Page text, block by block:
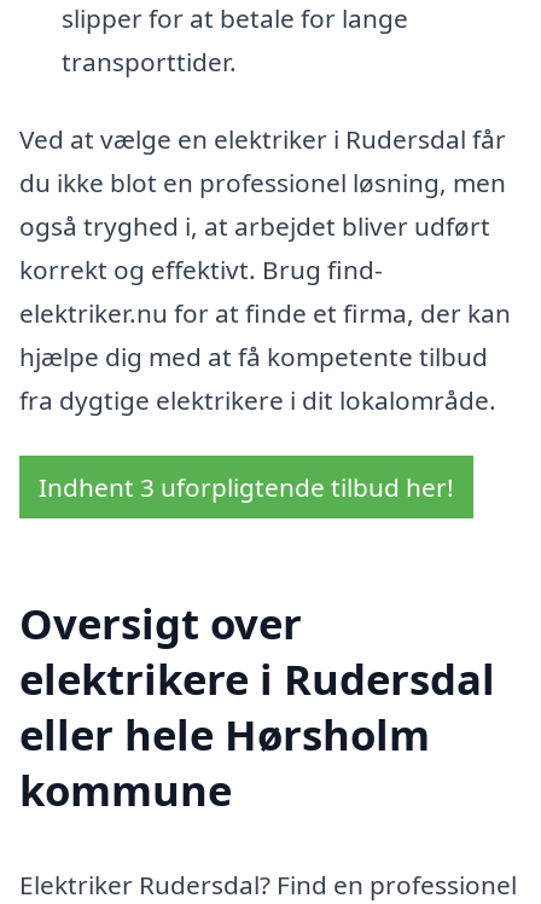
slipper for at betale for lange
transporttider.
Ved at vælge en elektriker i Rudersdal får
du ikke blot en professionel løsning, men
også tryghed i, at arbejdet bliver udført
korrekt og effektivt. Brug find-
elektriker.nu for at finde et firma, der kan
hjælpe dig med at få kompetente tilbud
fra dygtige elektrikere i dit lokalområde.
Indhent 3 uforpligtende tilbud her!
Oversigt over
elektrikere i Rudersdal
eller hele Hørsholm
kommune
Elektriker Rudersdal? Find en professionel